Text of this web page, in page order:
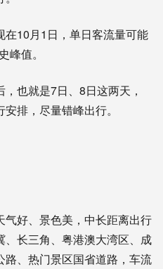
10月1日，单日客流量可能
峰值。
也就是7日、8日这两天，
排，尽量错峰出行。
好、景色美，中长距离出行
长三角、粤港澳大湾区、成
、热门景区国省道路，车流